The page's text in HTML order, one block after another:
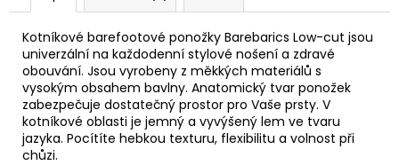
Kotníkové barefootové ponožky Barebarics Low-cut jsou
univerzální na každodenní stylové nošení a zdravé
obouvání. Jsou vyrobeny z měkkých materiálů s
vysokým obsahem bavlny. Anatomický tvar ponožek
zabezpečuje dostatečný prostor pro Vaše prsty. V
kotníkové oblasti je jemný a vyvýšený lem ve tvaru
jazyka. Pocítíte hebkou texturu, flexibilitu a volnost při
chůzi.